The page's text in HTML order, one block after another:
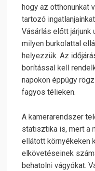
hogy az otthonunkat
tartozó
Vásárlás előtt járjunk
milyen burkolattal
helyezzük. Az
borítással kell
napokon éppúgy
fagyos télieken.
A kamerarendszer
statisztika is, mert a
ellátott környékeken
elkövetéseinek
behatolni vágyókat.